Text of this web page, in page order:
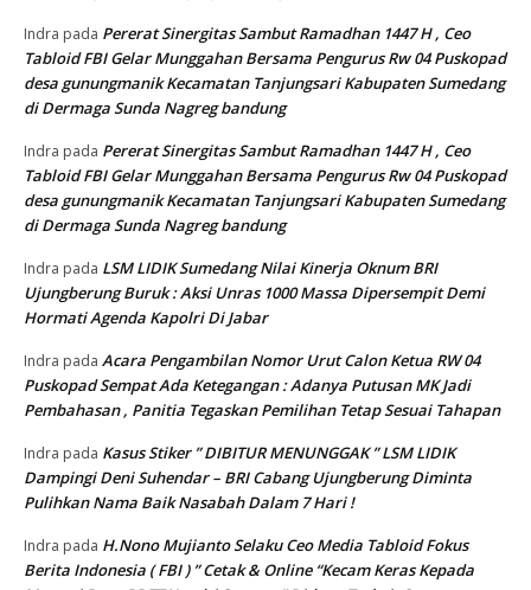
Indra pada Pererat Sinergitas Sambut Ramadhan 1447 H , Ceo
Tabloid FBI Gelar Munggahan Bersama Pengurus Rw 04 Puskopad
desa gunungmanik Kecamatan Tanjungsari Kabupaten Sumedang
di Dermaga Sunda Nagreg bandung
Indra pada Pererat Sinergitas Sambut Ramadhan 1447 H , Ceo
Tabloid FBI Gelar Munggahan Bersama Pengurus Rw 04 Puskopad
desa gunungmanik Kecamatan Tanjungsari Kabupaten Sumedang
di Dermaga Sunda Nagreg bandung
Indra pada LSM LIDIK Sumedang Nilai Kinerja Oknum BRI
Ujungberung Buruk : Aksi Unras 1000 Massa Dipersempit Demi
Hormati Agenda Kapolri Di Jabar
Indra pada Acara Pengambilan Nomor Urut Calon Ketua RW 04
Puskopad Sempat Ada Ketegangan : Adanya Putusan MK Jadi
Pembahasan , Panitia Tegaskan Pemilihan Tetap Sesuai Tahapan
Indra pada Kasus Stiker ” DIBITUR MENUNGGAK ” LSM LIDIK
Dampingi Deni Suhendar – BRI Cabang Ujungberung Diminta
Pulihkan Nama Baik Nasabah Dalam 7 Hari !
Indra pada H.Nono Mujianto Selaku Ceo Media Tabloid Fokus
Berita Indonesia ( FBI ) ” Cetak & Online “Kecam Keras Kepada